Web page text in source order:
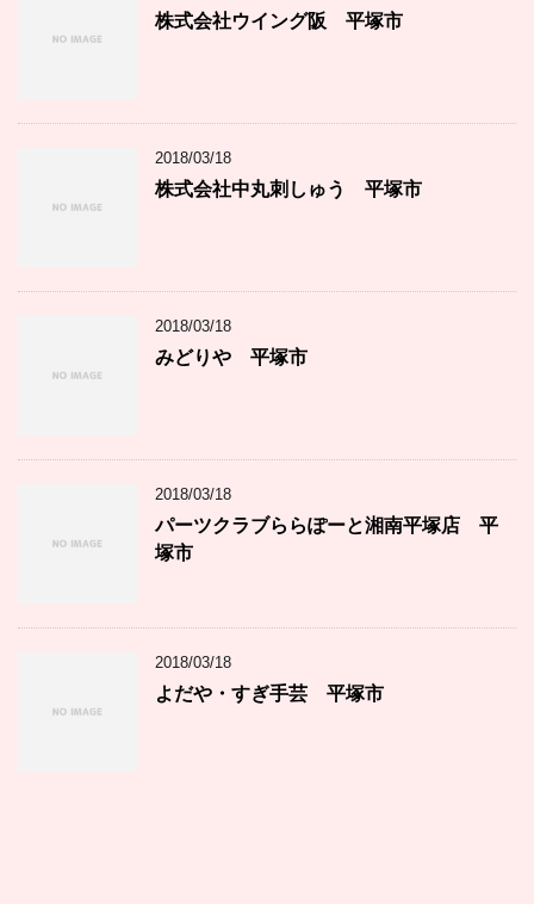
株式会社ウイング阪 平塚市
2018/03/18
株式会社中丸刺しゅう 平塚市
2018/03/18
みどりや 平塚市
2018/03/18
パーツクラブららぽーと湘南平塚店 平
塚市
2018/03/18
よだや・すぎ手芸 平塚市